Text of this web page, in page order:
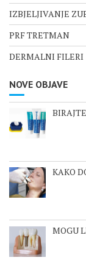
IZBJELJIVANJE
PRF TRETMAN
DERMALNI FILERI
NOVE OBJAVE
KAKO
MOGU